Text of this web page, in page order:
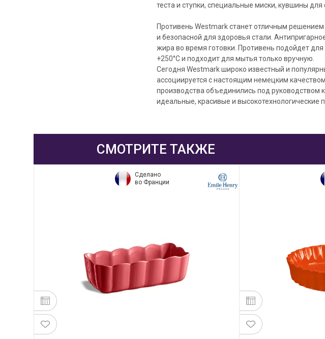
теста и ступки, специальные миски, кувшины
Противень Westmark станет отличным
и безопасной для здоровья стали.
жира во время готовки. Противень подойдет
+250°C и подходит для мытья только вручную.
Сегодня Westmark широко известный и
ассоциируется с настоящим немецким
производства объединились под руководством
идеальные, красивые и
СМОТРИТЕ ТАКЖЕ
Сделано
во Франции